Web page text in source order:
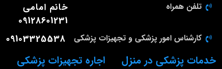
اجاره تجهیزات پزشکی خدمات پزشکی در منزل
تلفن همراه
خانم امامی
09128601231
کارشناس امور پزشکی و تجهیزات پزشکی 09103325538